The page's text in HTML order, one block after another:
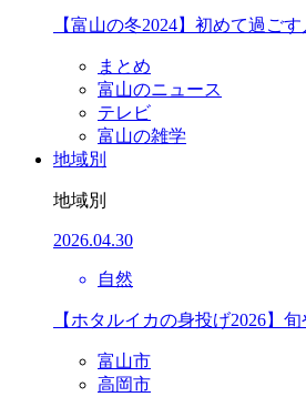
【富山の冬2024】初めて過ご
まとめ
富山のニュース
テレビ
富山の雑学
地域別
地域別
2026.04.30
自然
【ホタルイカの身投げ2026】
富山市
高岡市